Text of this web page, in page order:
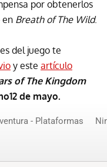
por obtenerlos
en Breath of The Wild.
del juego te
y este artículo
of The Kingdom
de mayo.
- Plataformas